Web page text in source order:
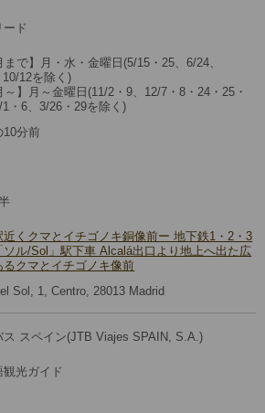
コード
ード
まで】月・水・金曜日(5/15・25、6/24、
10/12を除く)
～】月～金曜日(11/2・9、12/7・8・24・25・
1・6、3/26・29を除く)
10分前
近くクマとイチゴノキ銅像前ー 地下鉄1・2・3
ソル/Sol」駅下車 Alcalá出口より地上へ出た広
るクマとイチゴノキ像前
Sol, 1, Centro, 28013 Madrid
ス スペイン(JTB Viajes SPAIN, S.A.)
観光ガイド